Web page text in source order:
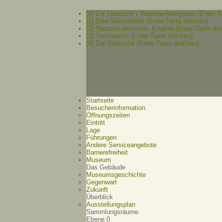
[0] Zur Übersicht / Website-Navigation (Enter-
[1] Zum Seiteninhalt (Enter-Taste drücken).
[2] Sprache wechseln: English (Enter-Taste
[3] Textversion (Enter-Taste drücken)
[4] Zur Startseite (Enter-Taste drücken).
Startseite
Besucherinformation
Öffnungszeiten
Eintritt
Lage
Führungen
Andere Serviceangebote
Barrierefreiheit
Museum
Das Gebäude
Museumsgeschichte
Gegenwart
Zukunft
Überblick
Ausstellungsplan
Sammlungsräume
Ebene 0